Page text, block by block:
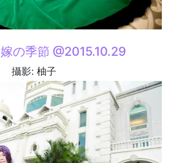
嫁の季節 @2015.10.29
攝影: 柚子